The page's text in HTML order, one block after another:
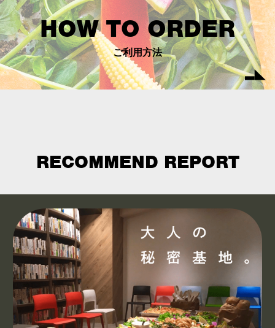
HOW TO ORDER
ご利用方法
RECOMMEND REPORT